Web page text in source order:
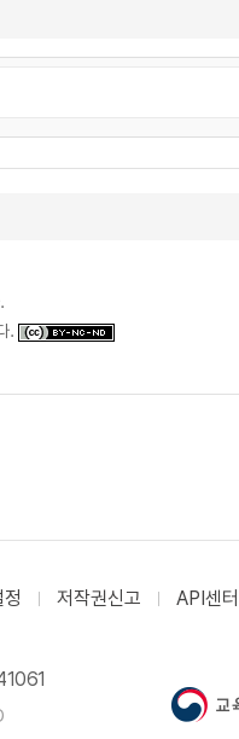
.
저작권신고 API센터